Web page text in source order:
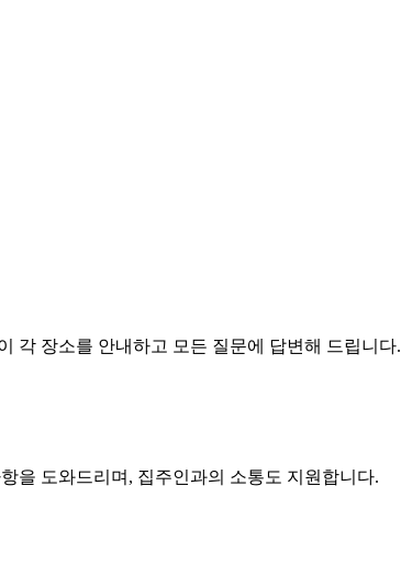
각 장소를 안내하고 모든 질문에 답변해 드립니다.
을 도와드리며, 집주인과의 소통도 지원합니다.